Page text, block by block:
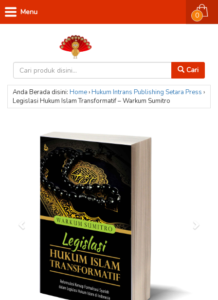
Cari
0
Menu
Anda Berada disini: Home›Hukum Intrans Publishing Setara Press ›
Legislasi Hukum Islam Transformatif – Warkum Sumitro